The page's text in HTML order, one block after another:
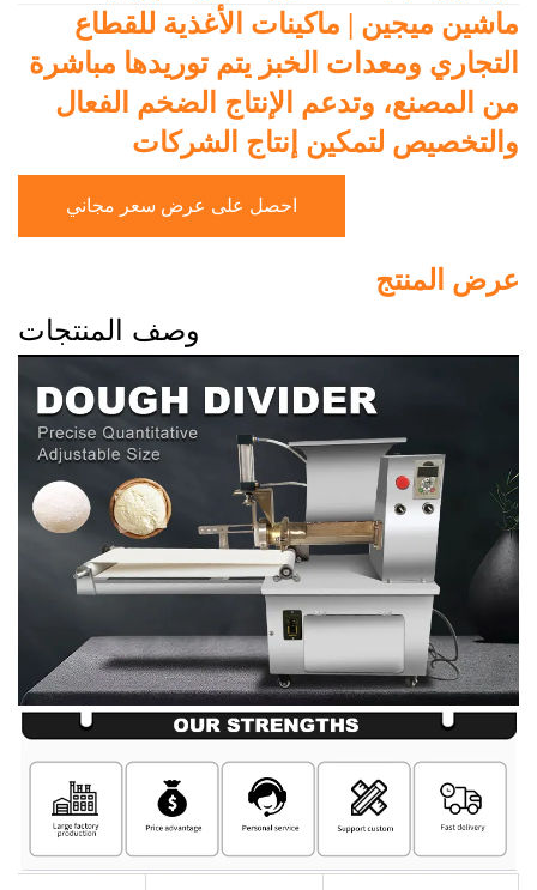
ماشين ميجين | ماكينات الأغذية للقطاع
التجاري ومعدات الخبز يتم توريدها مباشرة
من المصنع، وتدعم الإنتاج الضخم الفعال
والتخصيص لتمكين إنتاج الشركات
احصل على عرض سعر مجاني
عرض المنتج
وصف المنتجات